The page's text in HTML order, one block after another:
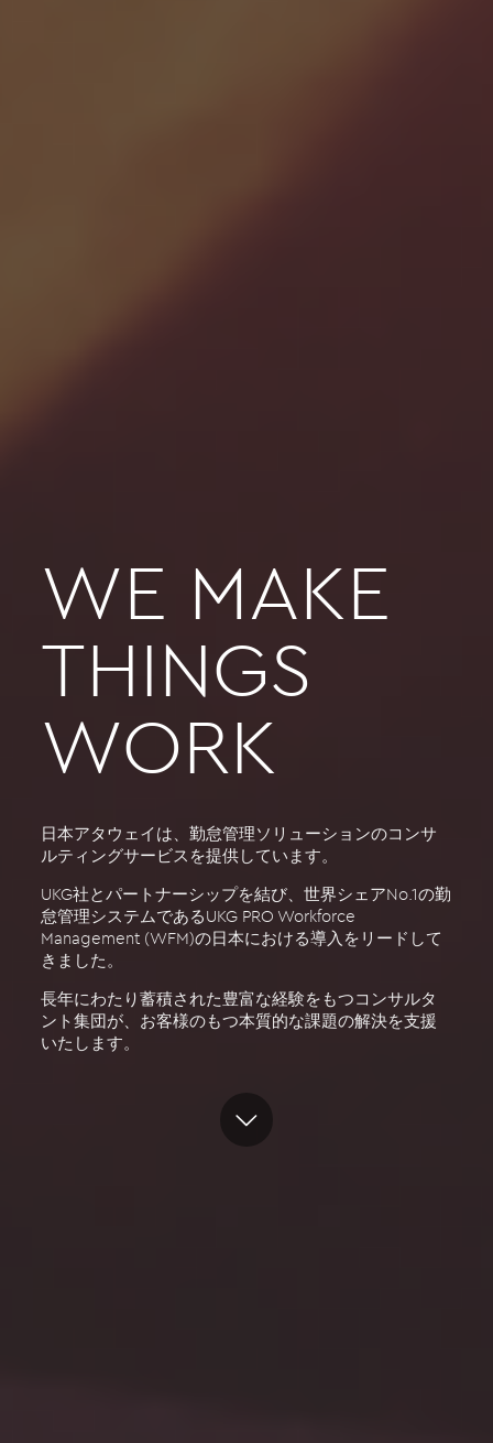
WE MAKE
THINGS
WORK
日本アタウェイは、勤怠管理ソリューションのコンサ
ルティングサービスを提供しています。
UKG社とパートナーシップを結び、世界シェアNo.1の勤
怠管理システムであるUKG PRO Workforce
Management (WFM)の日本における導入をリードして
きました。
長年にわたり蓄積された豊富な経験をもつコンサルタ
ント集団が、お客様のもつ本質的な課題の解決を支援
いたします。